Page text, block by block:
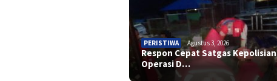
PERISTIWA Agustus 3, 2026
Respon Cepat Satgas Kepolisian
Operasi D…